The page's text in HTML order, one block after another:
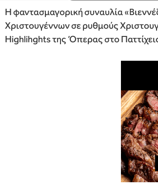
Η φαντασμαγορική συναυλία
Χριστουγέννων σε ρυθμούς
Ηighlihghts της Όπερας στο